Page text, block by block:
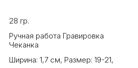
28 гр.
Ручная работа Гравировка
Чеканка
Ширина: 1,7 см, Размер: 19-21,